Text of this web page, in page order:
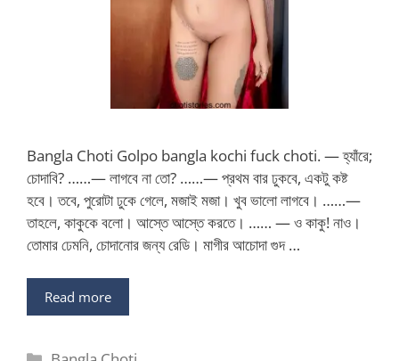
Bangla Choti Golpo bangla kochi fuck choti. — হ্যাঁরে;
চোদাবি? ……— লাগবে না তো? ……— প্রথম বার ঢুকবে, একটু কষ্ট
হবে। তবে, পুরোটা ঢুকে গেলে, মজাই মজা। খুব ভালো লাগবে। ……—
তাহলে, কাকুকে বলো। আস্তে আস্তে করতে। …… — ও কাকু! নাও।
তোমার ঢেমনি, চোদানোর জন্য রেডি। মাগীর আচোদা গুদ …
Read more
Categories